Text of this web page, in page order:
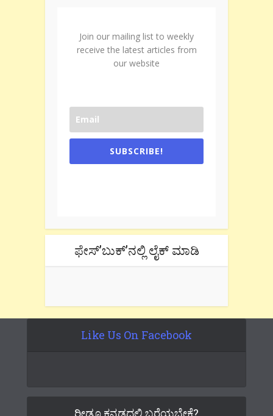
Join our mailing list to weekly
receive the latest articles from
our website
SUBSCRIBE!
ಫೇಸ್’ಬುಕ್’ನಲ್ಲಿ ಲೈಕ್ ಮಾಡಿ
Like Us On Facebook
ರೀಡೂ ಕನ್ನಡದಲ್ಲಿ ಬರೆಯಬೇಕೆ?